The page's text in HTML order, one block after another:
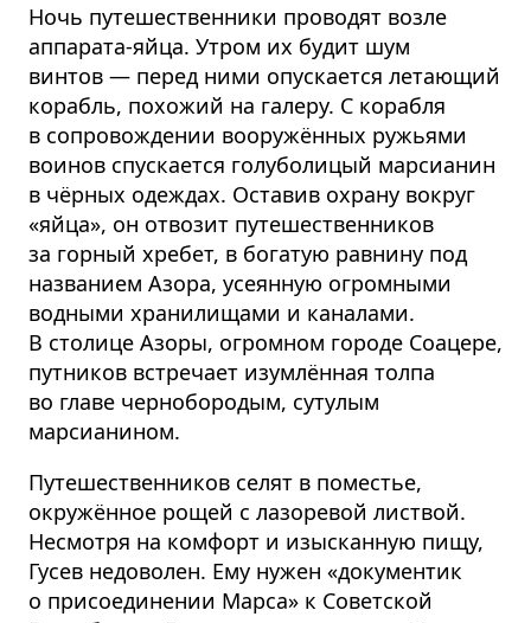
Ночь путешественники проводят возле
аппарата-яйца. Утром их будит шум
винтов — перед ними опускается летающий
корабль, похожий на галеру. С корабля
в сопровождении вооружённых ружьями
воинов спускается голуболицый марсианин
в чёрных одеждах. Оставив охрану вокруг
«яйца», он отвозит путешественников
за горный хребет, в богатую равнину под
названием Азора, усеянную огромными
водными хранилищами и каналами.
В столице Азоры, огромном городе Соацере,
путников встречает изумлённая толпа
во главе чернобородым, сутулым
марсианином.
Путешественников селят в поместье,
окружённое рощей с лазоревой листвой.
Несмотря на комфорт и изысканную пищу,
Гусев недоволен. Ему нужен «документик
о присоединении Марса» к Советской